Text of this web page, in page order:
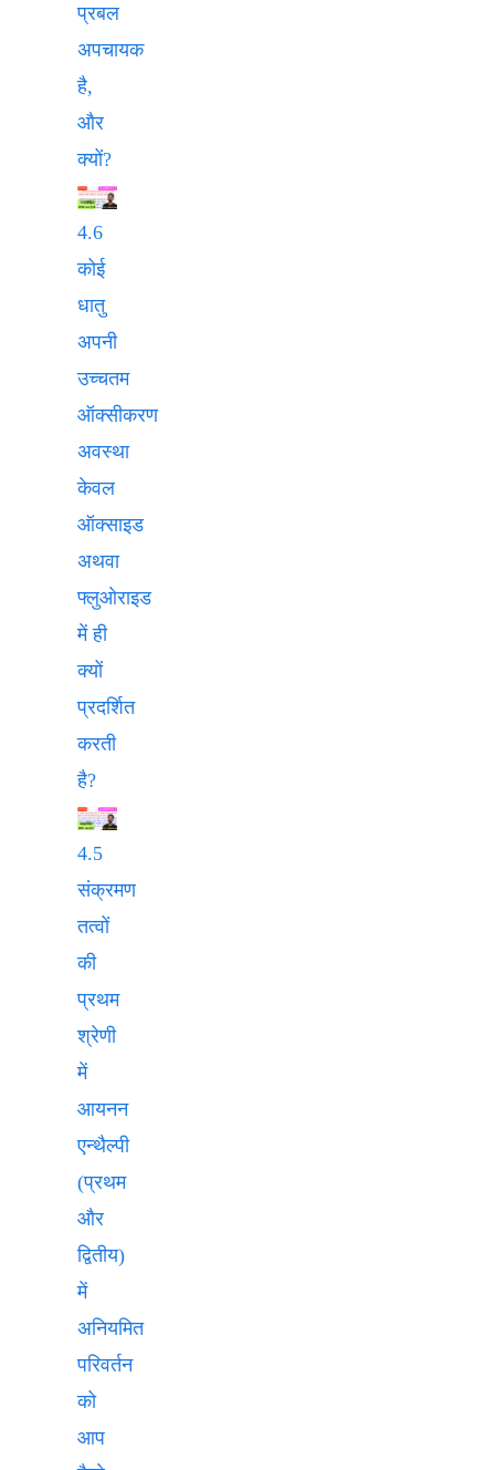
प्रबल
अपचायक
है,
और
क्यों?
4.6
कोई
धातु
अपनी
उच्चतम
ऑक्सीकरण
अवस्था
केवल
ऑक्साइड
अथवा
फ्लुओराइड
में ही
क्यों
प्रदर्शित
करती
है?
4.5
संक्रमण
तत्वों
की
प्रथम
श्रेणी
में
आयनन
एन्थैल्पी
(प्रथम
और
द्वितीय)
में
अनियमित
परिवर्तन
को
आप